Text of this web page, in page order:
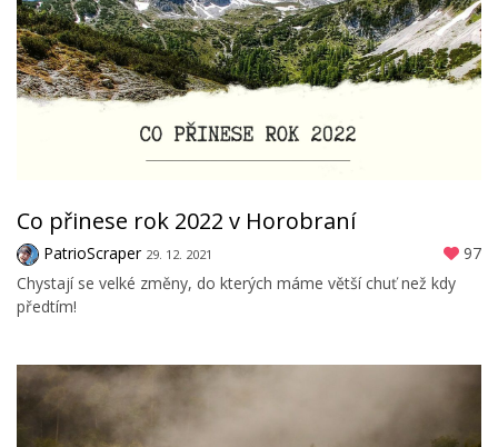
Co přinese rok 2022 v Horobraní
PatrioScraper 29. 12. 2021
97
Chystají se velké změny, do kterých máme větší chuť než kdy
předtím!